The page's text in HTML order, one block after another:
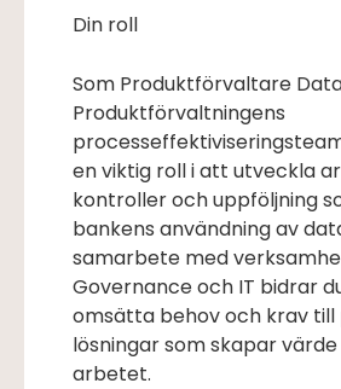
Din roll
Som Produktförvaltare
Produktförvaltningens
en viktig roll i att utveckla
kontroller och uppföljning
bankens användning av
samarbete med
Governance och IT bidrar
omsätta behov och krav
lösningar som skapar
arbetet.